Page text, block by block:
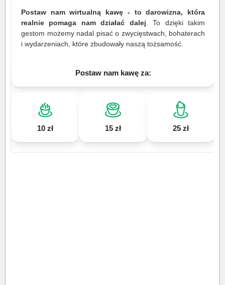
Postaw nam wirtualną kawę - to darowizna, która
realnie pomaga nam działać dalej . To dzięki takim
gestom możemy nadal pisać o zwycięstwach, bohaterach
i wydarzeniach, które zbudowały naszą tożsamość.
Postaw nam kawę za:
10 zł 15 zł 25 zł